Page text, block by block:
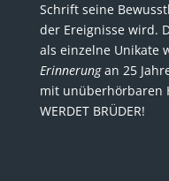
Schrift seine
der Ereignisse wird.
als einzelne Unikate
Erinnerungan 25
mit unüberhörbaren
WERDET BRÜDER!